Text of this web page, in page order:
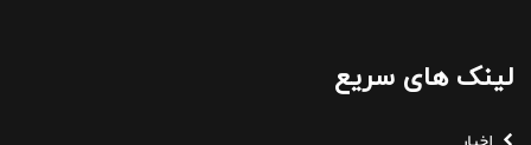
لینک های سریع